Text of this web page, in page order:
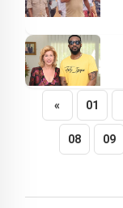
« 01
08 09